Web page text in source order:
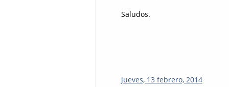
Saludos.
jueves, 13 febrero, 2014